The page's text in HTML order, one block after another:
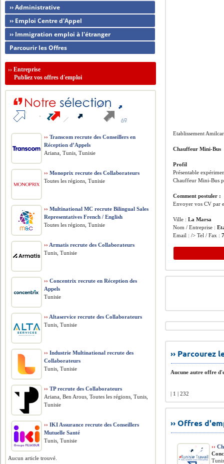
Etablissement
Chauffeur Mini-Bus
Profil
Présentable
Chauffeur Mini-Bus
Comment postuler :
Envoyer vos CV par
Ville :La Marsa
Nom / Entreprise :
Email : /> Tel / Fax :
››
Aucune autre offre
| 1 | 232
›› Offres
››
›› Administrative
›› Emploi Centre d'Appel
›› Immigration emploi à l'étranger
Parcourir les Offres
››Entreprise
Publiez vos offres d'emploi
›› Transcom recrute des Conseillers en
Réception d’Appels
Ariana, Tunis, Tunisie
›› Monoprix recrute des Collaborateurs
Toutes les régions, Tunisie
›› Multinational MC recrute Bilingual Sales
Representatives French / English
Toutes les régions, Tunisie
›› Armatis recrute des Collaborateurs
Tunis, Tunisie
›› Concentrix recrute en Réception des
Appels
Tunisie
›› Altaservice recrute des Collaborateurs
Tunis, Tunisie
›› Industrie Multinational recrute des
Collaborateurs
Tunis, Tunisie
›› TP recrute des Collaborateurs
Ariana, Ben Arous, Toutes les régions, Tunis,
Tunisie
›› IKI Assurance recrute des Conseillers
Mutuelle Santé
Tunis, Tunisie
Aucun article trouvé.